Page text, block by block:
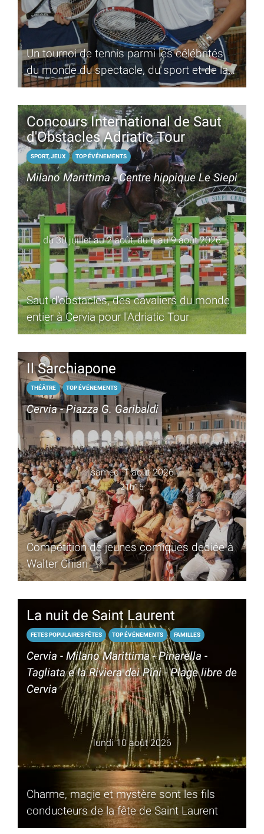
Un tournoi de tennis parmi les célébrités
du monde du spectacle, du sport et de la
presse
Concours International de Saut
d'Obstacles Adriatic Tour
SPORT, JEUX TOP ÉVÉNEMENTS
Milano Marittima - Centre hippique Le Siepi
du 30 juillet au 2 août, du 6 au 9 août 2026
Saut d'obstacles, des cavaliers du monde
entier à Cervia pour l'Adriatic Tour
Il Sarchiapone
THÉÂTRE TOP ÉVÉNEMENTS
Cervia - Piazza G. Garibaldi
samedi 1 août 2026
21h15
Compétition de jeunes comiques dediée à
Walter Chiari
La nuit de Saint Laurent
FETES POPULAIRES FÊTES TOP ÉVÉNEMENTS FAMILLES
Cervia - Milano Marittima - Pinarella -
Tagliata e la Riviera dei Pini - Plage libre de
Cervia
lundi 10 août 2026
Charme, magie et mystère sont les fils
conducteurs de la fête de Saint Laurent